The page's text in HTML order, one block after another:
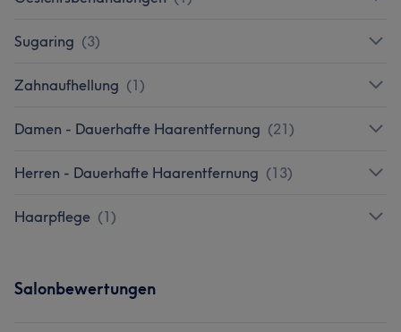
Sugaring (3)
Zahnaufhellung (1)
Damen - Dauerhafte Haarentfernung (21)
Herren - Dauerhafte Haarentfernung (13)
Haarpflege (1)
Salonbewertungen